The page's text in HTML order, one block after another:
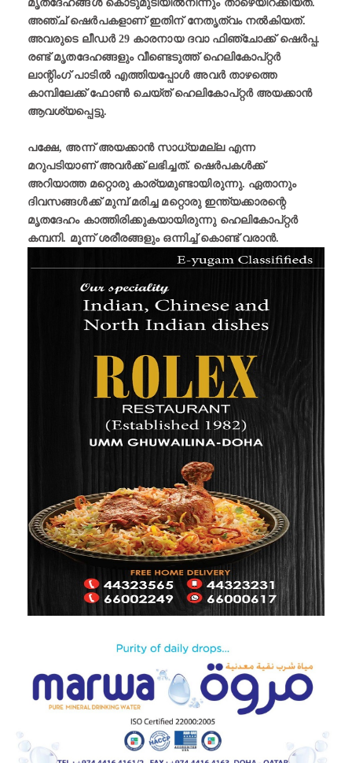
മൃതദേഹങ്ങൾ കൊടുമുടിയില്‍നിന്നും താഴെയിറക്കിയത്.
അഞ്ച് ഷെര്‍പകളാണ് ഇതിന് നേതൃത്വം നല്‍കിയത്.
അവരുടെ ലീഡർ 29 കാരനായ ദവാ ഫിഞ്ചോക്ക് ഷെര്‍പ്പ.
രണ്ട് മൃതദേഹങ്ങളും വീണ്ടെടുത്ത് ഹെലികോപ്റ്റര്‍
ലാന്റിംഗ് പാടില്‍ എത്തിയപ്പോള്‍ അവര്‍ താഴത്തെ
കാമ്പിലേക്ക് ഫോണ്‍ ചെയ്ത് ഹെലികോപ്റ്റര്‍ അയക്കാന്‍
ആവശ്യപ്പെട്ടു.
പക്ഷേ, അന്ന് അയക്കാന്‍ സാധ്യമല്ല എന്ന
മറുപടിയാണ് അവര്‍ക്ക് ലഭിച്ചത്. ഷെര്‍പകള്‍ക്ക്
അറിയാത്ത മറ്റൊരു കാര്യമുണ്ടായിരുന്നു. ഏതാനും
ദിവസങ്ങള്‍ക്ക് മുമ്പ് മരിച്ച മറ്റൊരു ഇന്ത്യക്കാരന്റെ
മൃതദേഹം കാത്തിരിക്കുകയായിരുന്നു ഹെലികോപ്റ്റര്‍
കമ്പനി. മൂന്ന് ശരീരങ്ങളും ഒന്നിച്ച് കൊണ്ട് വരാന്‍.